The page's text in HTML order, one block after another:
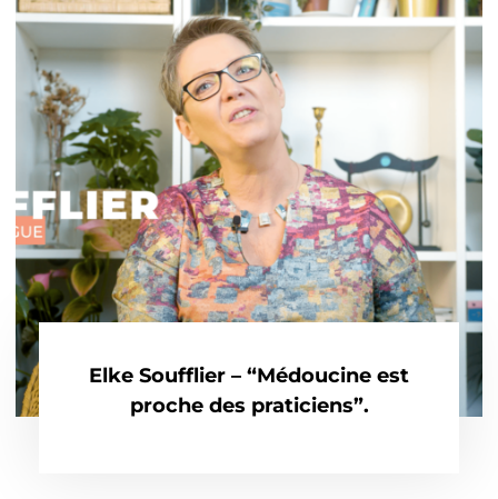
Elke Soufflier – “Médoucine est
proche des praticiens”.